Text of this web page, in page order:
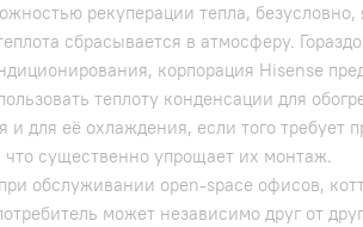
рекуперации тепла,
сбрасывается в атмосферу.
корпорация Hisense
теплоту конденсации для
для её охлаждения, если того требует
существенно упрощает их монтаж.
обслуживании open-space офисов,
может независимо друг от